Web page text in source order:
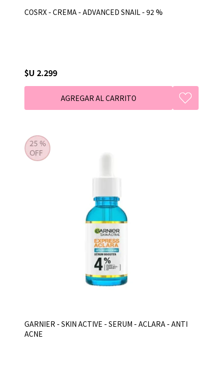
COSRX - CREMA - ADVANCED SNAIL - 92 %
$U 2.299
GARNIER - SKIN ACTIVE - SERUM - ACLARA - ANTI
ACNE